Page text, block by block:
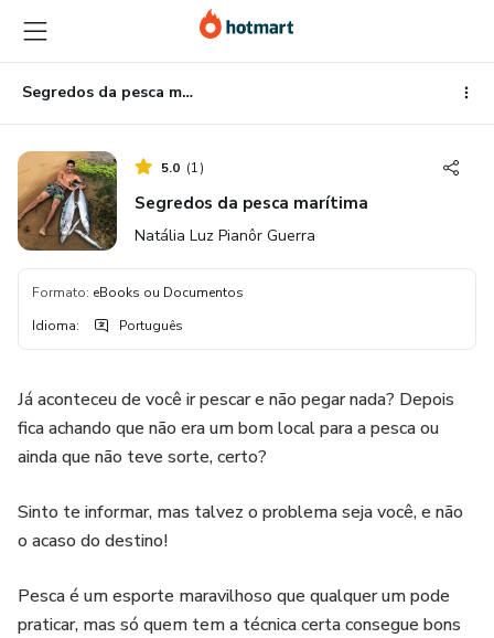
para
o
conteúdo
principal
para
o
pagamento
para
o
rodapé
Segredos da pesca marítima
5.0 (1)
Segredos da pesca marítima
Natália Luz Pianôr Guerra
Formato: eBooks ou Documentos
Idioma: Português
Já aconteceu de você ir pescar e não pegar nada? Depois
fica achando que não era um bom local para a pesca ou
ainda que não teve sorte, certo?
Sinto te informar, mas talvez o problema seja você, e não
o acaso do destino!
Pesca é um esporte maravilhoso que qualquer um pode
praticar, mas só quem tem a técnica certa consegue bons